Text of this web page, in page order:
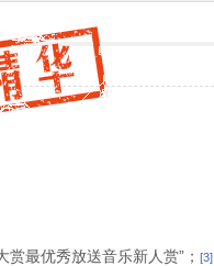
最优秀放送音乐新人赏”； [3]